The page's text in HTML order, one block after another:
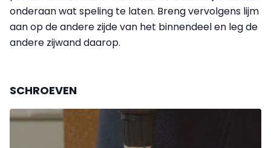
onderaan wat speling te laten. Breng vervolgens lijm
aan op de andere zijde van het binnendeel en leg de
andere zijwand daarop.
SCHROEVEN